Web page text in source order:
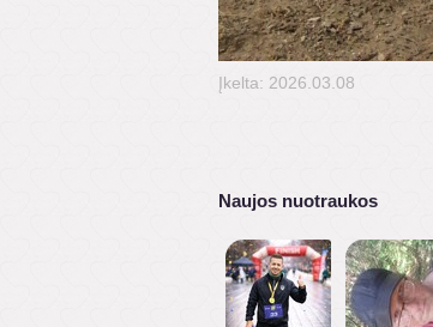
Įkelta: 2026.03.08
Naujos nuotraukos